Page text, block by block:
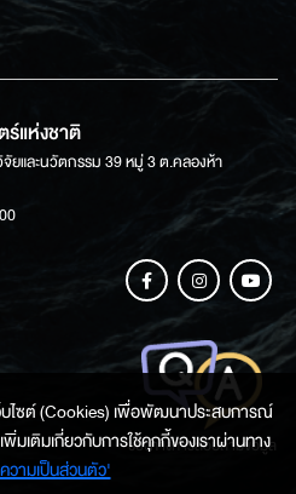
แห่งชาติ
ยและนวัตกรรม 39 หมู่ 3 ต.คลองห้า
ช่องทางการสอบถามข้อมูล
ว็บไซต์ (Cookies) เพื่อพัฒนาประสบการณ์
เติมเกี่ยวกับการใช้คุกกี้ของเราผ่านทาง
วามเป็นส่วนตัว'